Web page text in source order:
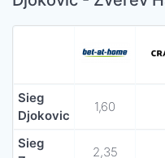
Sieg
Djokovic
1,60
Sieg
2,35